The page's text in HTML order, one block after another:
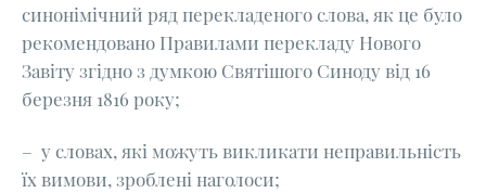
синонімічний ряд перекладеного слова, як це було
рекомендовано Правилами перекладу Нового
Завіту згідно з думкою Святішого Синоду від 16
березня 1816 року;
– у словах, які можуть викликати неправильність
їх вимови, зроблені наголоси;